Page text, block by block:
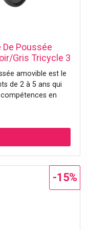
De Poussée
Gris Tricycle 3
Pour
Filles, 2
amovible est le
de 2 à 5 ans qui
en
que votre enfant
manière sûre et
indépendant, la
retirée, ce qui
a une capacité de
robustes pour
roues increvables
en mousse EVA
et douce, quelle
roule dans la forêt
-15%